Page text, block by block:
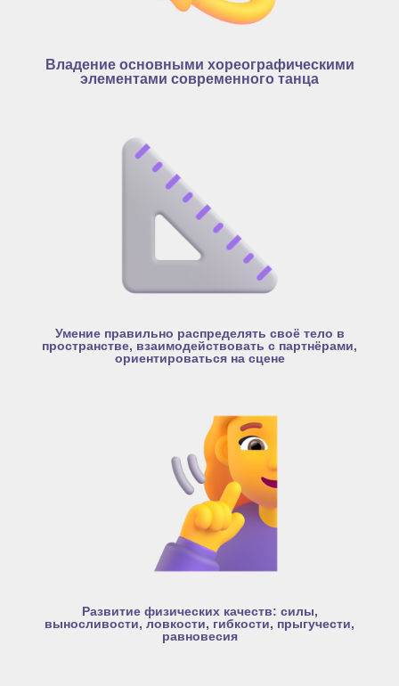
Владение основными хореографическими
элементами современного танца
Умение правильно распределять своё тело в
пространстве, взаимодействовать с партнёрами,
ориентироваться на сцене
Развитие физических качеств: силы,
выносливости, ловкости, гибкости, прыгучести,
равновесия